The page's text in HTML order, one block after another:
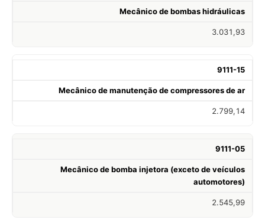
Mecânico de bombas hidráulicas
3.031,93
9111-15
Mecânico de manutenção de compressores de ar
2.799,14
9111-05
Mecânico de bomba injetora (exceto de veículos
automotores)
2.545,99